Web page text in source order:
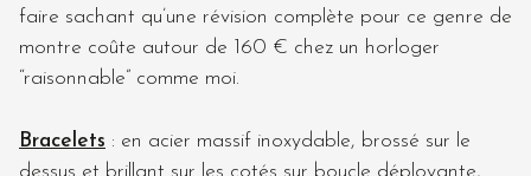
faire sachant qu’une révision complète pour ce genre de
montre coûte autour de 160 € chez un horloger
“raisonnable” comme moi.
Bracelets : en acier massif inoxydable, brossé sur le
dessus et brillant sur les cotés sur boucle déployante,